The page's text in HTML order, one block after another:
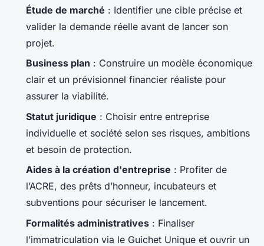
Étude de marché : Identifier une cible précise et
valider la demande réelle avant de lancer son
projet.
Business plan : Construire un modèle économique
clair et un prévisionnel financier réaliste pour
assurer la viabilité.
Statut juridique : Choisir entre entreprise
individuelle et société selon ses risques, ambitions
et besoin de protection.
Aides à la création d'entreprise : Profiter de
l’ACRE, des prêts d’honneur, incubateurs et
subventions pour sécuriser le lancement.
Formalités administratives : Finaliser
l’immatriculation via le Guichet Unique et ouvrir un